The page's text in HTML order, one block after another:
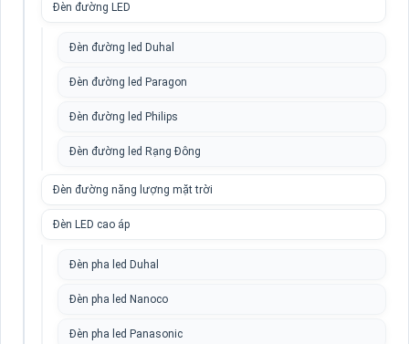
Đèn đường LED
Đèn đường led Duhal
Đèn đường led Paragon
Đèn đường led Philips
Đèn đường led Rạng Đông
Đèn đường năng lượng mặt trời
Đèn LED cao áp
Đèn pha led Duhal
Đèn pha led Nanoco
Đèn pha led Panasonic